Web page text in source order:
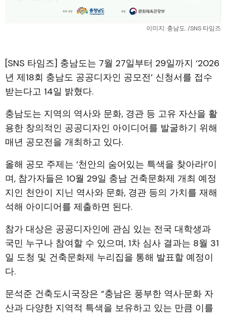
이미지: 충남도. /SNS 타임즈
[SNS 타임즈] 충남도는 7월 27일부터 29일까지 ‘2026
년 제18회 충남도 공공디자인 공모전’ 신청서를 접수
받는다고 14일 밝혔다.
충남도는 지역의 역사와 문화, 경관 등 고유 자산을 활
용한 창의적인 공공디자인 아이디어를 발굴하기 위해
매년 공모전을 개최하고 있다.
올해 공모 주제는 ‘천안의 숨어있는 특색을 찾아라!’이
며, 참가자들은 10월 29일 충남 건축문화제 개최 예정
지인 천안이 지닌 역사와 문화, 경관 등의 가치를 재해
석해 아이디어를 제출하면 된다.
참가 대상은 공공디자인에 관심 있는 전국 대학생과
국민 누구나 참여할 수 있으며, 1차 심사 결과는 8월 31
일 도청 및 건축문화제 누리집을 통해 발표할 예정이
다.
문석준 건축도시국장은 “충남은 풍부한 역사·문화 자
산과 다양한 지역적 특색을 보유하고 있는 만큼 이를